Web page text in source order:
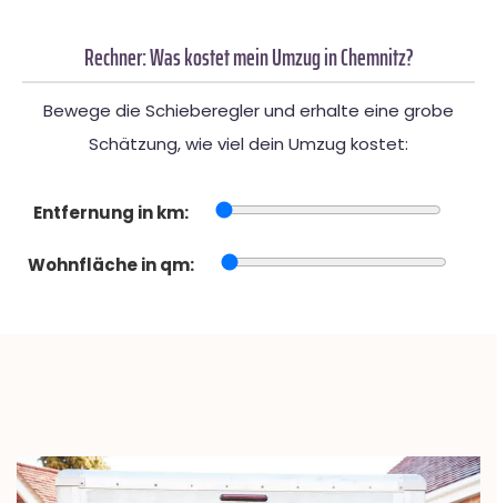
Rechner: Was kostet mein Umzug in Chemnitz?
Bewege die Schieberegler und erhalte eine grobe
Schätzung, wie viel dein Umzug kostet:
Entfernung in km:
Wohnfläche in qm: